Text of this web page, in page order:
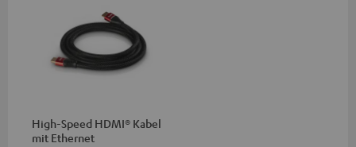
High-Speed HDMI® Kabel
mit Ethernet